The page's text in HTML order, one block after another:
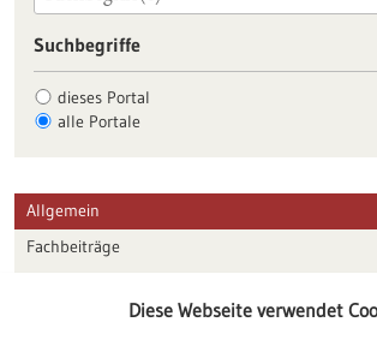
Suchbegriffe
dieses Portal
alle Portale
Allgemein
Fachbeiträge
VeranstaltungenDiese Webseite verwendet